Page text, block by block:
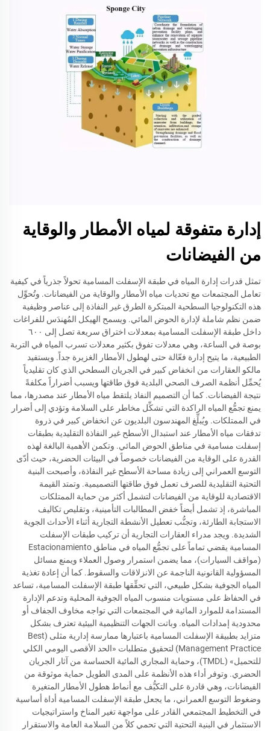
إدارة متفوقة لمياه الأمطار والوقاية
من الفيضانات
تمثل قدرات إدارة المياه في طبقة الإسفلت المسامية تحولاً جذرياً في كيفية
تعامل المجتمعات مع تحديات مياه الأمطار والوقاية من الفيضانات. وتُحوِّل
هذه التكنولوجيا السطحية المبتكرة الطرق غير النفاذة إلى عناصر وظيفية
ضمن نظم شاملة لإدارة الحوض المائي. ويسمح الهيكل المُهندَس للفراغات
داخل طبقة الإسفلت المسامية بمعدلات اختراق سريعة تصل إلى ٦٠٠
بوصة في الساعة، وهي معدلات تفوق بكثير معدلات تسرب المياه في التربة
الطبيعية، ما يتيح إدارة فعّالة حتى لهطول الأمطار الغزيرة جداً. ويستفيد
مالكو العقارات من انخفاض كبير في الجريان السطحي الذي كان تقليدياً
يُحمِّل أنظمة الصرف الصحي البلدية فوق طاقتها ويسبب أضراراً مكلفةً
نتيجة الفيضانات. كما أن التصميم النفاذ يلتقط مياه الأمطار عند مصدرها، مما
يمنع تجمُّع المياه الراكدة التي تشكِّل مخاطر على السلامة وتؤدي إلى أضرار
في الممتلكات. ويُبلِّغ المهندسون البلديون عن انخفاض كبير في ذروة
تدفقات مياه الأمطار عند استبدال الأسطح غير النفاذة التقليدية بطبقات
إسفلت مسامية في مناطق الحوض المائي. وتكمن الأهمية البالغة لهذه
القدرة على الوقاية من الفيضانات خصوصاً في البيئات الحضرية، حيث أدّى
التوسع العمراني إلى زيادة مساحة الأسطح غير النفاذة، وأصبحت البنية
التحتية التقليدية للصرف تعمل فوق طاقتها التصميمية. وتمتد القيمة
الاقتصادية للوقاية من الفيضانات لتشمل أكثر من حماية الممتلكات
المباشرة، إذ تشمل أيضاً خفض المطالبات التأمينية، وتقليص تكاليف
الاستجابة الطارئة، وتجنُّب تعطيل الأنشطة التجارية أثناء الأحداث الجوية
الشديدة. ويجد مدراء العقارات التجارية أن تركيب طبقات الإسفلت
المسامية يقضي تماماً على تجمُّع المياه في مناطق Estacionamiento
(مواقف السيارات)، مما يضمن استمرار وصول العملاء ويمنع مسائل
المسؤولية القانونية الناجمة عن الانزلاقات والسقوط. كما أن إعادة تغذية
المياه الجوفية بشكل طبيعي، التي تحقِّقها طبقة الإسفلت المسامية، تساعد
في الحفاظ على مستويات منسوب المياه الجوفية المحلية وتدعم الإدارة
المستدامة للموارد المائية في المجتمعات التي تواجه مخاوف الجفاف أو
محدودية إمدادات المياه. وباتت الجهات التنظيمية البيئية تعترف بشكل
متزايد بطبيقة الإسفلت المسامية باعتبارها ممارسة إدارية مثلى (Best
Management Practice) لتحقيق متطلبات «الحد الأقصى اليومي الكلي
للتحميل» (TMDL)، وحماية المجاري المائية الحساسة من آثار الجريان
الحضري. وتوفر أداء هذه الأنظمة على المدى الطويل حماية موثوقة من
الفيضانات، وهي قادرة على التكيُّف مع أنماط هطول الأمطار المتغيرة
وضغوط التوسع العمراني، ما يجعل طبقة الإسفلت المسامية أداة أساسية
في التخطيط المجتمعي القادر على مواجهة تغير المناخ واستراتيجيات
الاستثمار في البنية التحتية التي تحمي كلاً من السلامة العامة والاستقرار